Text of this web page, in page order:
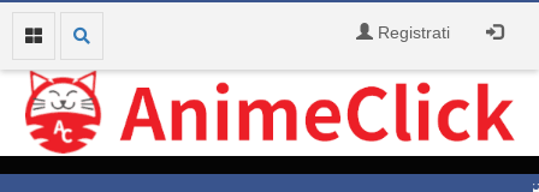
Registrati